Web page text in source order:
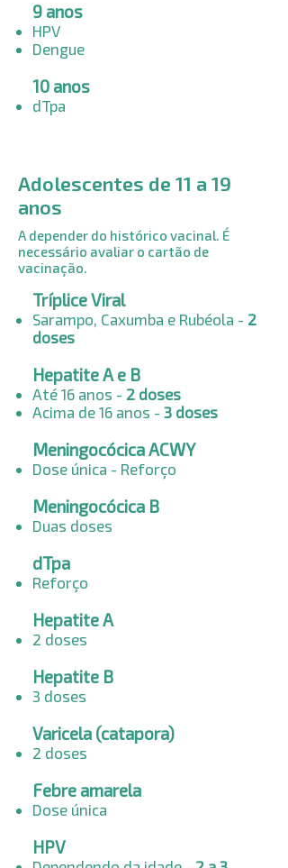
9 anos
HPV
Dengue
10 anos
dTpa
Adolescentes de 11 a 19
anos
A depender do histórico vacinal. É
necessário avaliar o cartão de
vacinação.
Tríplice Viral
Sarampo, Caxumba e Rubéola - 2
doses
Hepatite A e B
Até 16 anos - 2 doses
Acima de 16 anos - 3 doses
Meningocócica ACWY
Dose única - Reforço
Meningocócica B
Duas doses
dTpa
Reforço
Hepatite A
2 doses
Hepatite B
3 doses
Varicela (catapora)
2 doses
Febre amarela
Dose única
HPV